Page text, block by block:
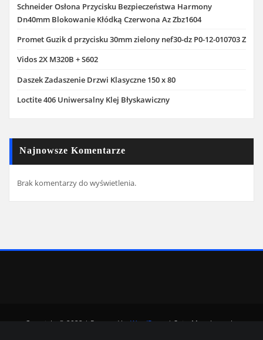
Schneider Osłona Przycisku Bezpieczeństwa Harmony
Dn40mm Blokowanie Kłódką Czerwona Az Zbz1604
Promet Guzik d przycisku 30mm zielony nef30-dz P0-12-010703 Z
Vidos 2X M320B + S602
Daszek Zadaszenie Drzwi Klasyczne 150 x 80
Loctite 406 Uniwersalny Klej Błyskawiczny
Najnowsze Komentarze
Brak komentarzy do wyświetlenia.
Copyright © 2022 | Powered by WordPress | SpiceMag theme by